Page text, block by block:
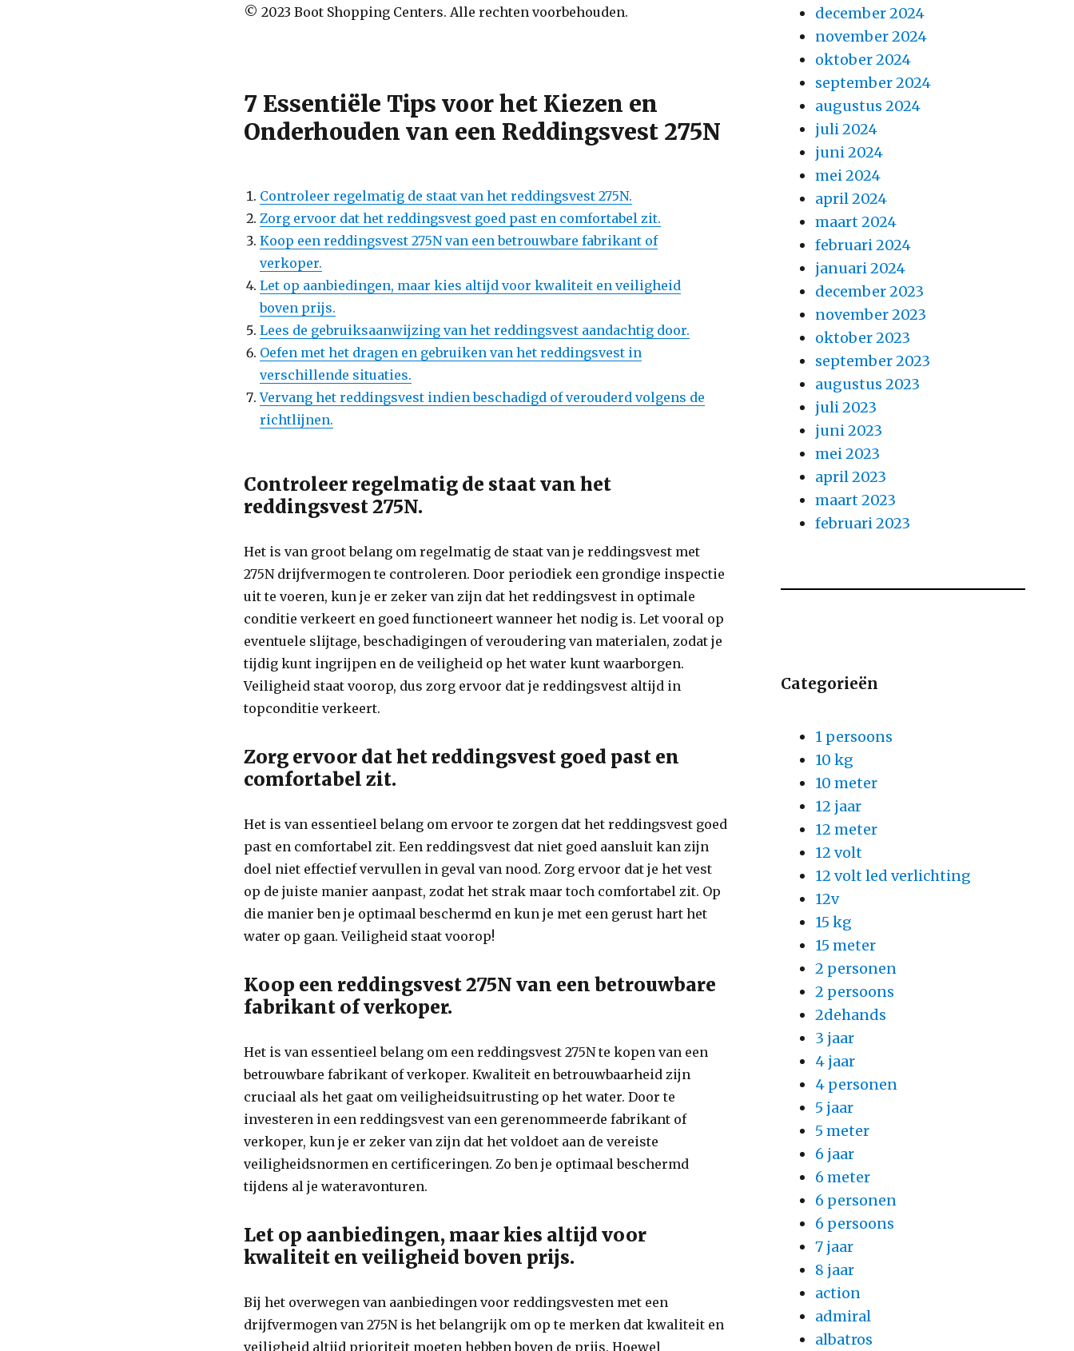
© 2023 Boot Shopping Centers. Alle rechten voorbehouden.
7 Essentiële Tips voor het Kiezen en
Onderhouden van een Reddingsvest 275N
Controleer regelmatig de staat van het reddingsvest 275N.
Zorg ervoor dat het reddingsvest goed past en comfortabel zit.
Koop een reddingsvest 275N van een betrouwbare fabrikant of
verkoper.
Let op aanbiedingen, maar kies altijd voor kwaliteit en veiligheid
boven prijs.
Lees de gebruiksaanwijzing van het reddingsvest aandachtig door.
Oefen met het dragen en gebruiken van het reddingsvest in
verschillende situaties.
Vervang het reddingsvest indien beschadigd of verouderd volgens de
richtlijnen.
Controleer regelmatig de staat van het
reddingsvest 275N.
Het is van groot belang om regelmatig de staat van je reddingsvest met
275N drijfvermogen te controleren. Door periodiek een grondige inspectie
uit te voeren, kun je er zeker van zijn dat het reddingsvest in optimale
conditie verkeert en goed functioneert wanneer het nodig is. Let vooral op
eventuele slijtage, beschadigingen of veroudering van materialen, zodat je
tijdig kunt ingrijpen en de veiligheid op het water kunt waarborgen.
Veiligheid staat voorop, dus zorg ervoor dat je reddingsvest altijd in
topconditie verkeert.
Zorg ervoor dat het reddingsvest goed past en
comfortabel zit.
Het is van essentieel belang om ervoor te zorgen dat het reddingsvest goed
past en comfortabel zit. Een reddingsvest dat niet goed aansluit kan zijn
doel niet effectief vervullen in geval van nood. Zorg ervoor dat je het vest
op de juiste manier aanpast, zodat het strak maar toch comfortabel zit. Op
die manier ben je optimaal beschermd en kun je met een gerust hart het
water op gaan. Veiligheid staat voorop!
Koop een reddingsvest 275N van een betrouwbare
fabrikant of verkoper.
Het is van essentieel belang om een reddingsvest 275N te kopen van een
betrouwbare fabrikant of verkoper. Kwaliteit en betrouwbaarheid zijn
cruciaal als het gaat om veiligheidsuitrusting op het water. Door te
investeren in een reddingsvest van een gerenommeerde fabrikant of
verkoper, kun je er zeker van zijn dat het voldoet aan de vereiste
veiligheidsnormen en certificeringen. Zo ben je optimaal beschermd
tijdens al je wateravonturen.
Let op aanbiedingen, maar kies altijd voor
kwaliteit en veiligheid boven prijs.
Bij het overwegen van aanbiedingen voor reddingsvesten met een
drijfvermogen van 275N is het belangrijk om op te merken dat kwaliteit en
veiligheid altijd prioriteit moeten hebben boven de prijs. Hoewel
december 2024
november 2024
oktober 2024
september 2024
augustus 2024
juli 2024
juni 2024
mei 2024
april 2024
maart 2024
februari 2024
januari 2024
december 2023
november 2023
oktober 2023
september 2023
augustus 2023
juli 2023
juni 2023
mei 2023
april 2023
maart 2023
februari 2023
Categorieën
1 persoons
10 kg
10 meter
12 jaar
12 meter
12 volt
12 volt led verlichting
12v
15 kg
15 meter
2 personen
2 persoons
2dehands
3 jaar
4 jaar
4 personen
5 jaar
5 meter
6 jaar
6 meter
6 personen
6 persoons
7 jaar
8 jaar
action
admiral
albatros